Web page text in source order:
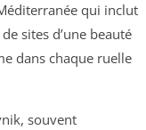
qui inclut
sites d’une beauté
dans chaque ruelle
souvent